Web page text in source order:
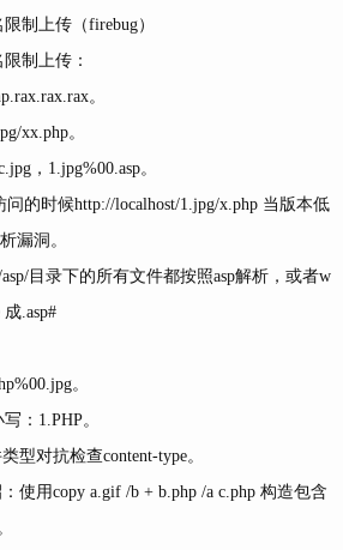
上传（firebug）
制上传：
。
。
1.jpg%00.asp。
候http://localhost/1.jpg/x.php 当版本低
漏洞。
录下的所有文件都按照asp解析，或者w
.asp#
。
。
检查content-type。
a.gif /b + b.php /a c.php 构造包含